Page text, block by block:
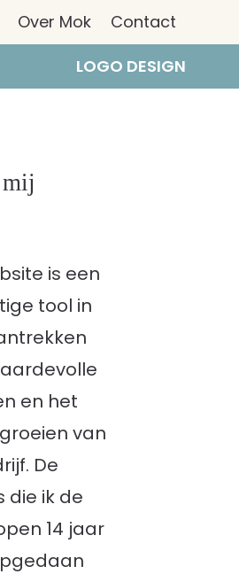
Over Mok
Contact
LOGO DESIGN
is een
tool in
en het
van
De
die ik de
14 jaar